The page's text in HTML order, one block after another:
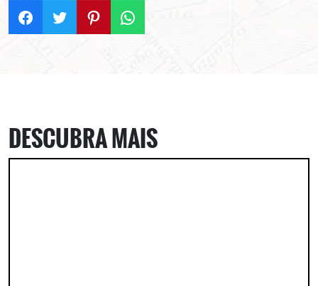
DESCUBRA MAIS